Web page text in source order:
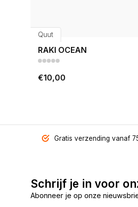
Quut
RAKI OCEAN
€10,00
Gratis verzending vanaf
Schrijf je in voor
Abonneer je op onze